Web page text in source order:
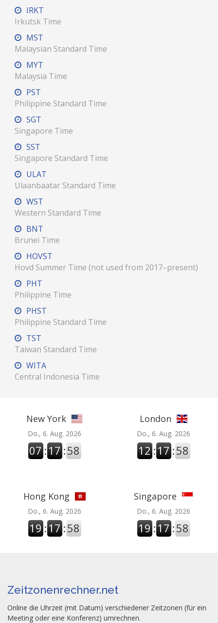
IRKT
Irkutsk Time
MST
Malaysian Standard Time
MYT
Malaysia Time
PST
Philippine Standard Time
SGT
Singapore Time
SST
Singapore Standard Time
ULAT
Ulaanbaatar Standard Time
WST
Western Standard Time
BNT
Brunei Time
HOVST
Hovd Summer Time (not used from 2017–present)
PHT
Philippine Time
PHST
Philippine Standard Time
TST
Taiwan Standard Time
WITA
Central Indonesia Time
New York
Do., 6. Aug. 2026
07 :17 :58
London
Do., 6. Aug. 2026
12 :17 :58
Hong Kong
Do., 6. Aug. 2026
19 :17 :58
Singapore
Do., 6. Aug. 2026
19 :17 :58
Zeitzonenrechner.net
Online die Uhrzeit (mit Datum) verschiedener Zeitzonen (für ein
Meeting oder eine Konferenz) umrechnen.